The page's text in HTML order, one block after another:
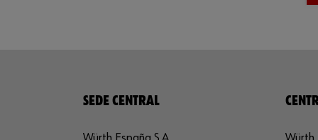
SEDE CENTRAL